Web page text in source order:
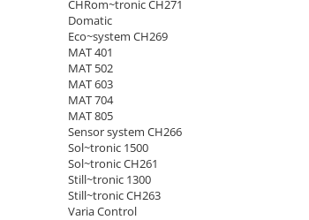
CHRom~tronic CH271
Domatic
Eco~system CH269
MAT 401
MAT 502
MAT 603
MAT 704
MAT 805
Sensor system CH266
Sol~tronic 1500
Sol~tronic CH261
Still~tronic 1300
Still~tronic CH263
Varia Control